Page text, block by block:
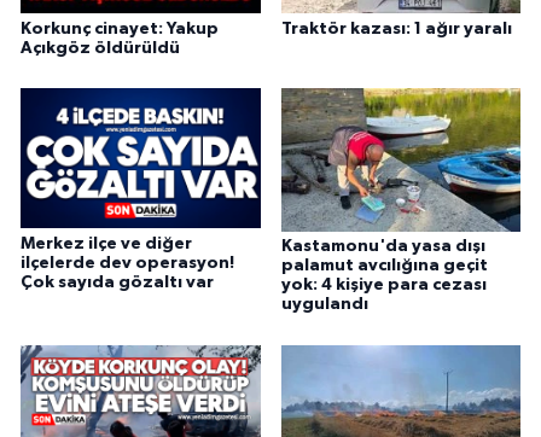
Korkunç cinayet: Yakup
Açıkgöz öldürüldü
Traktör kazası: 1 ağır yaralı
Merkez ilçe ve diğer
ilçelerde dev operasyon!
Çok sayıda gözaltı var
Kastamonu'da yasa dışı
palamut avcılığına geçit
yok: 4 kişiye para cezası
uygulandı